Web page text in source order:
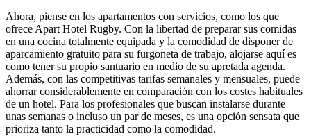
Ahora, piense en los apartamentos con servicios, como los que
ofrece Apart Hotel Rugby. Con la libertad de preparar sus comidas
en una cocina totalmente equipada y la comodidad de disponer de
aparcamiento gratuito para su furgoneta de trabajo, alojarse aquí es
como tener su propio santuario en medio de su apretada agenda.
Además, con las competitivas tarifas semanales y mensuales, puede
ahorrar considerablemente en comparación con los costes habituales
de un hotel. Para los profesionales que buscan instalarse durante
unas semanas o incluso un par de meses, es una opción sensata que
prioriza tanto la practicidad como la comodidad.